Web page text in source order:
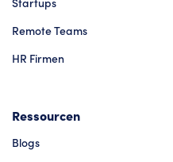
Remote Teams
HR Firmen
Ressourcen
Blogs